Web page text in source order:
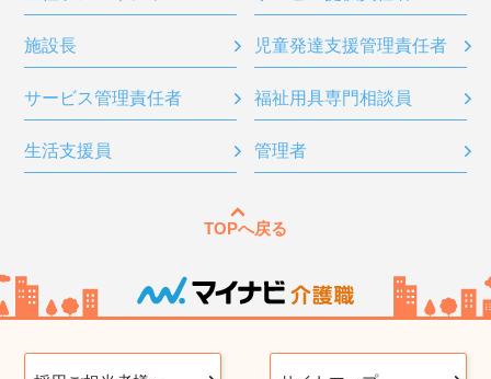
施設長 児童発達支援管理責任者
サービス管理責任者 福祉用具専門相談員
生活支援員 管理者
TOPへ戻る